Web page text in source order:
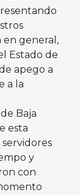
en general,
Estado de
apego a
a la
Baja
esta
y
con